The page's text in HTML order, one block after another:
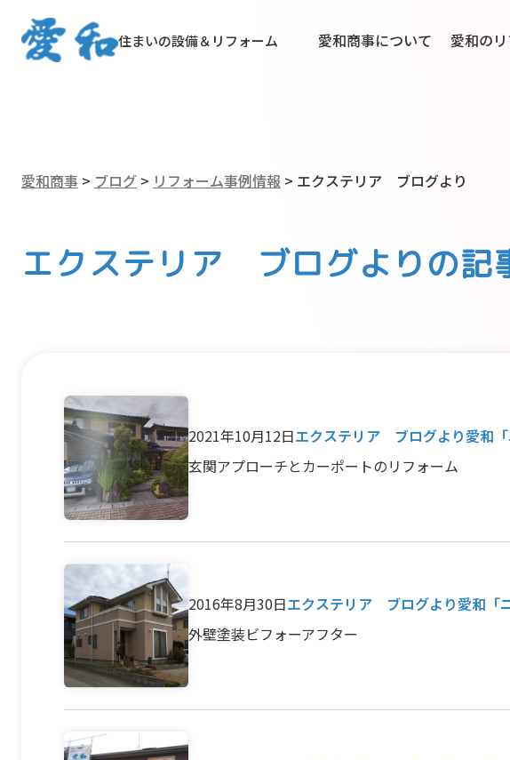
住まいの設備＆リフォーム 愛和商事について 愛和の
愛和商事 > ブログ > リフォーム事例情報 > エクステリア ブログより
エクステリア ブログよりの記
2021年10月12日エクステリア ブログより愛和
玄関アプローチとカーポートのリフォーム
2016年8月30日エクステリア ブログより愛和「
外壁塗装ビフォーアフター